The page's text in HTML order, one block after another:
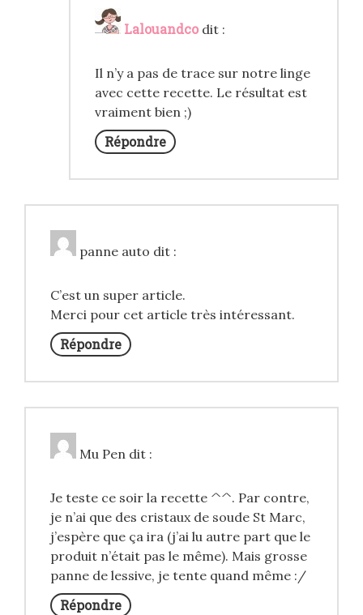
Lalouandco dit :
Il n’y a pas de trace sur notre linge
avec cette recette. Le résultat est
vraiment bien ;)
Répondre
panne auto dit :
C’est un super article.
Merci pour cet article très intéressant.
Répondre
Mu Pen dit :
Je teste ce soir la recette ^^. Par contre,
je n’ai que des cristaux de soude St Marc,
j’espère que ça ira (j’ai lu autre part que le
produit n’était pas le même). Mais grosse
panne de lessive, je tente quand même :/
Répondre